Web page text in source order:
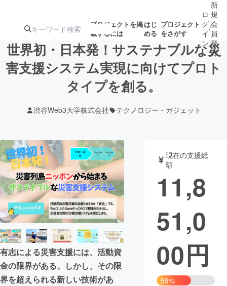
プロジェクトを掲
載するには
はじ
める
プロジェクト
をさがす
注目のリ 注目の新着プロ募集終了が近いプ
テクノロジー・ガジェット
映像・映画 書籍・雑誌
ビジネス・起業 チャレンジ
まちづくり・地域活性化
CAMPFIRE for Social Good
CAMPFIRE Creation
ロ
グ
イ
ン
/
新
規
会
員
登
録
世界初・日本発！サステナブルな災
害支援システム実現に向けてプロト
タイプを創る。
渋谷Web3大学株式会社 テクノロジー・ガジェット
有志による災害支援には、活動資
金の限界がある。しかし、その限
界を超えられる新しい技術があ
現在の支援総
額
11,8
51,0
00円
59%